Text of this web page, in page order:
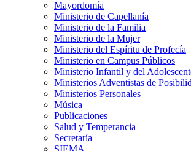
Mayordomía
Ministerio de Capellanía
Ministerio de la Familia
Ministerio de la Mujer
Ministerio del Espíritu de Profecía
Ministerio en Campus Públicos
Ministerio Infantil y del
Ministerios Adventistas de
Ministerios Personales
Música
Publicaciones
Salud y Temperancia
Secretaría
SIEMA